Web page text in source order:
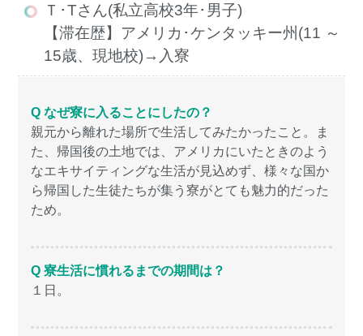
Ｔ･Tさん(私立高校3年･男子)
【滞在歴】アメリカ･ケンタッキー州(11 ～
15歳、現地校)→入寮
Q なぜ寮に入ることにしたの？
親元から離れた場所で生活してみたかったこと。ま
た、帰国後の土地では、アメリカにいたときのよう
なエキサイティングな生活が見込めず、様々な国か
ら帰国した生徒たちが集う寮がとても魅力的だった
ため。
Q 寮生活に慣れるまでの期間は？
１日。